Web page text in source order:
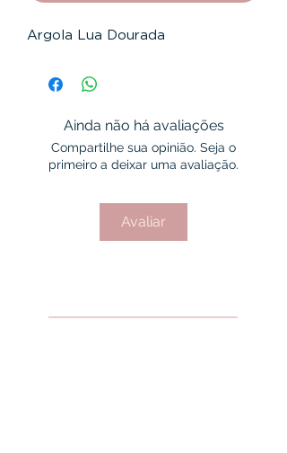
Argola Lua Dourada
Ainda não há avaliações
Compartilhe sua opinião. Seja o
primeiro a deixar uma avaliação.
Avaliar